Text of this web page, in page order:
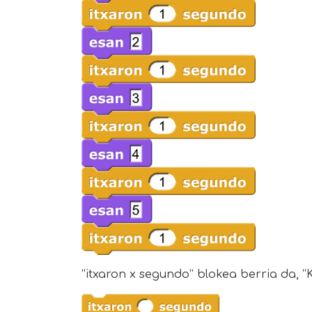
“itxaron x segundo” blokea berria da,